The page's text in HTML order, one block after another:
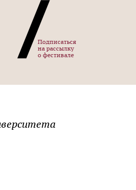
Подписаться
на рассылку
о фестивале